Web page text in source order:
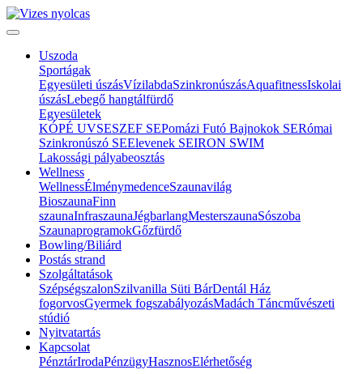
Uszoda
Sportágak
Egyesületi úszásVízilabdaSzinkronúszásAquafitnessIskolai
úszásLebegő hangtálfürdő
Egyesületek
KÓPÉ UVSESZEF SEPomázi Futó Bajnokok SERómai
Szinkronúszó SEElevenek SEIRON SWIM
Lakossági pályabeosztás
Wellness
WellnessÉlménymedenceSzaunavilág
BioszaunaFinn
szaunaInfraszaunaJégbarlangMesterszaunaSószoba
SzaunaprogramokGőzfürdő
Bowling/Biliárd
Postás strand
Szolgáltatások
SzépségszalonSzilvanilla Süti BárDentál Ház
fogorvosGyermek fogszabályozásMadách Táncművészeti
stúdió
Nyitvatartás
Kapcsolat
PénztárIrodaPénzügyHasznosElérhetőség